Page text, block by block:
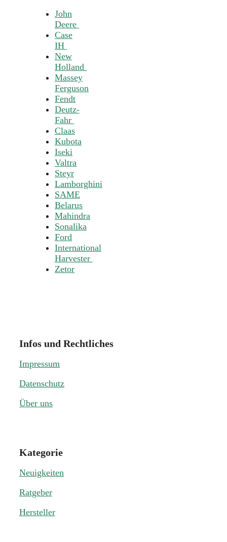
John
Deere
Case
IH
New
Holland
Massey
Ferguson
Fendt
Deutz-
Fahr
Claas
Kubota
Iseki
Valtra
Steyr
Lamborghini
SAME
Belarus
Mahindra
Sonalika
Ford
International
Harvester
Zetor
Infos und Rechtliches
Impressum
Datenschutz
Über uns
Kategorie
Neuigkeiten
Ratgeber
Hersteller